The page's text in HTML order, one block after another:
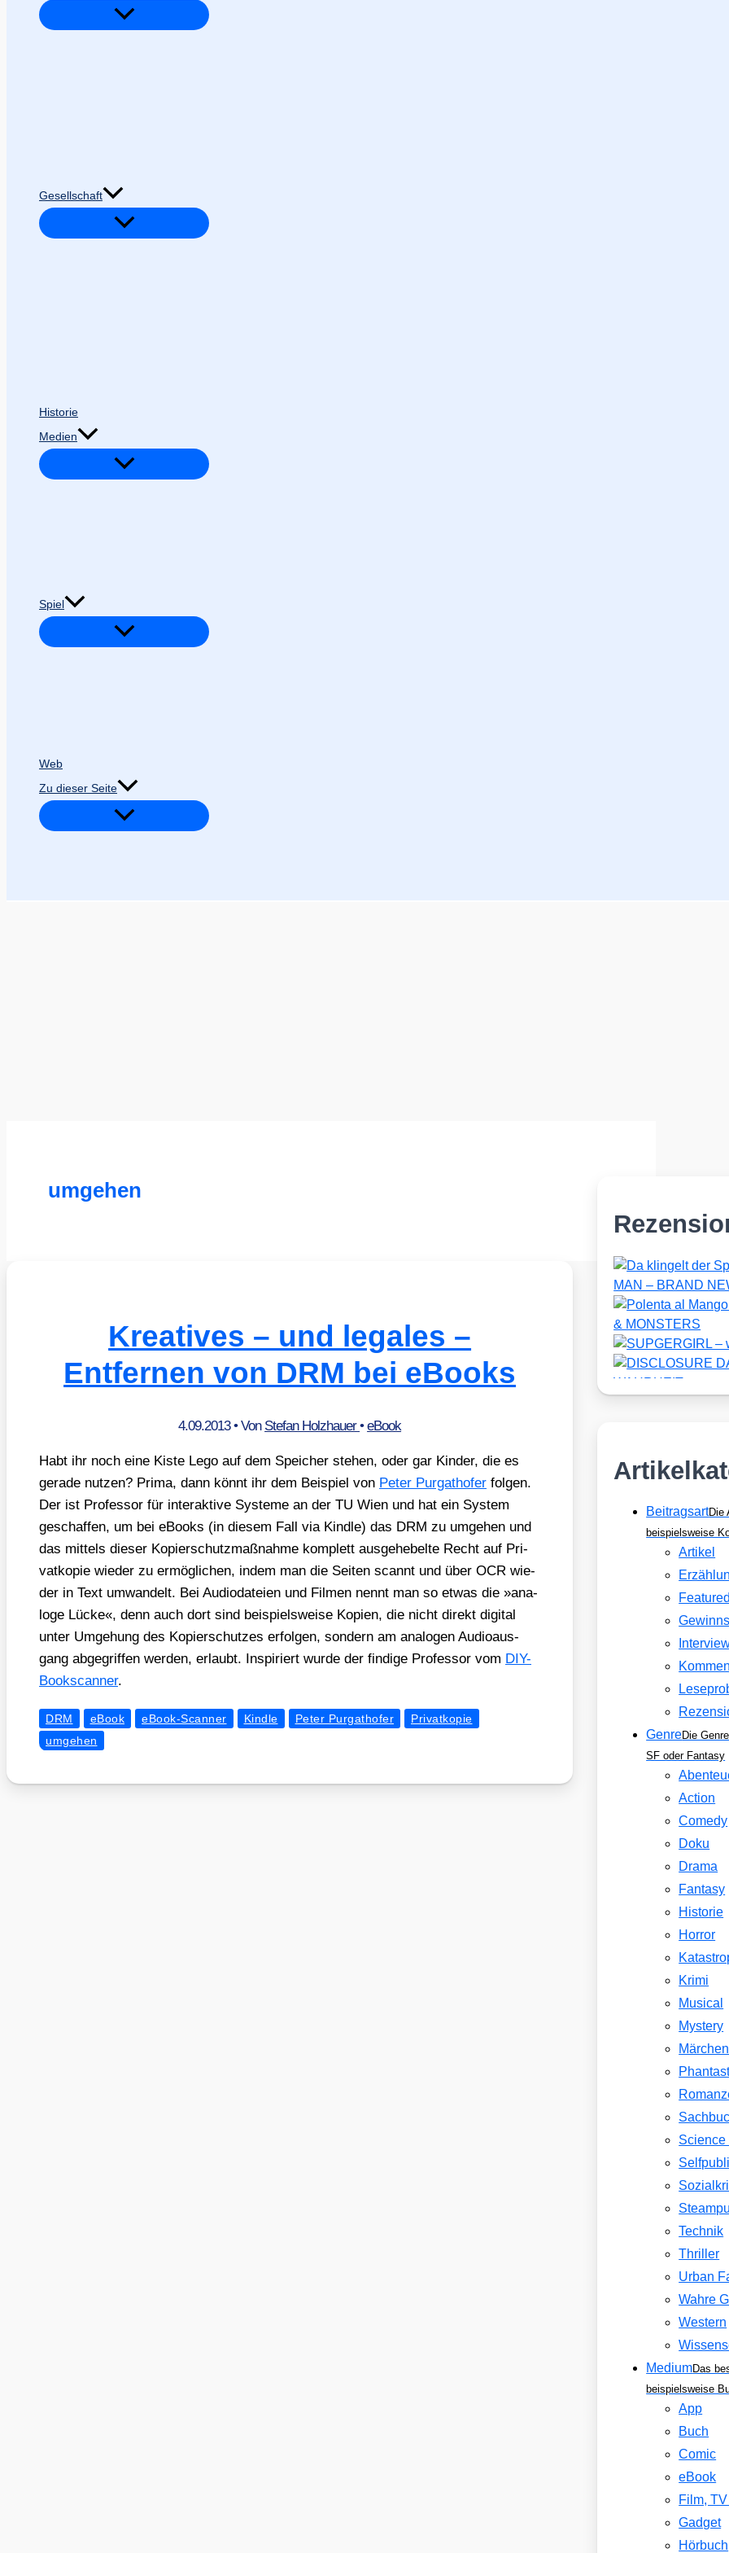
Gesellschaft
Historie
Medien
Spiel
Web
Zu dieser Seite
umgehen
Kreatives – und legales –
Entfernen von DRM bei eBooks
4.09.2013• Von Stefan Holzhauer•eBook
Habt ihr noch eine Kis­te Lego auf dem Spei­cher ste­hen, oder gar Kin­der, die es
gera­de nut­zen? Pri­ma, dann könnt ihr dem Bei­spiel von Peter Pur­ga­t­ho­fer fol­gen.
Der ist Pro­fes­sor für inter­ak­ti­ve Sys­te­me an der TU Wien und hat ein Sys­tem
geschaf­fen, um bei eBooks (in die­sem Fall via Kind­le) das DRM zu umge­hen und
das mit­tels die­ser Kopier­schutz­maß­nah­me kom­plett aus­ge­he­bel­te Recht auf Pri­
vat­ko­pie wie­der zu ermög­li­chen, indem man die Sei­ten scannt und über OCR wie­
der in Text umwan­delt. Bei Audio­da­tei­en und Fil­men nennt man so etwas die »ana­
lo­ge Lücke«, denn auch dort sind bei­spiels­wei­se Kopien, die nicht direkt digi­tal
unter Umge­hung des Kopier­schut­zes erfol­gen, son­dern am ana­lo­gen Audio­aus­
gang abge­grif­fen wer­den, erlaubt. Inspi­riert wur­de der fin­di­ge Pro­fes­sor vom DIY-
Book­scan­ner.
DRM eBook eBook-Scanner Kindle Peter Purgathofer
Privatkopie
umgehen
BeitragsartDie
beispielsweise
Artikel
GenreDie
SF oder Fantasy
Action
Comedy
Doku
Drama
Fantasy
Historie
Horror
Krimi
Musical
Mystery
Märchen
Science
Technik
Thriller
Urban
Wahre
Western
MediumDas
beispielsweise
App
Buch
Comic
eBook
Film,
Gadget
Hörbuch